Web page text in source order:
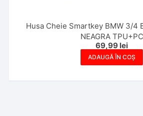
Husa Cheie Smartkey BMW 3/4
NEAGRA TPU+PC
69,99 lei
ADAUGĂ ÎN COȘ